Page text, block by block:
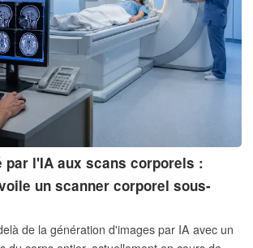
par l'IA aux scans corporels :
un scanner corporel sous-
de la génération d'images par IA avec un